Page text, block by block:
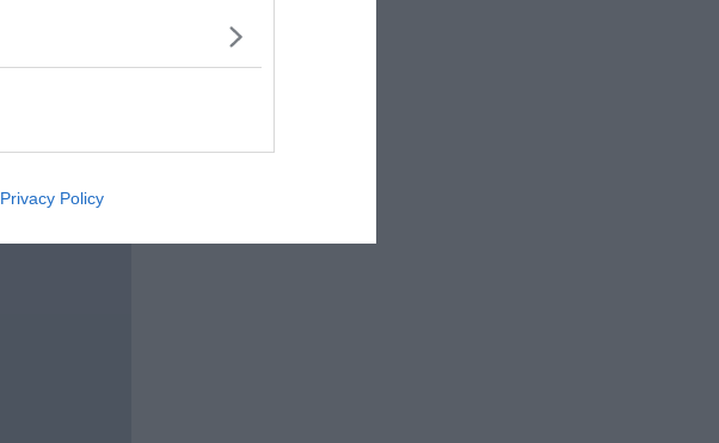
Privacy Policy